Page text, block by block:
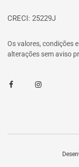
CRECI: 25229J
Os valores, condições
alterações sem aviso
FacebookInstagram